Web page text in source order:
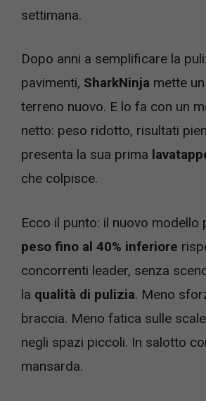
settimana.
Dopo anni a semplificare la
pavimenti, SharkNinja mette
terreno nuovo. E lo fa con un
netto: peso ridotto, risultati
presenta la sua prima
che colpisce.
Ecco il punto: il nuovo modello
peso fino al 40% inferiore
concorrenti leader, senza
la qualità di pulizia. Meno
braccia. Meno fatica sulle
negli spazi piccoli. In salotto
mansarda.